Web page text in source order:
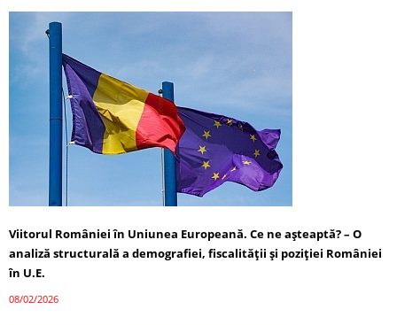
Viitorul României în Uniunea Europeană. Ce ne așteaptă? – O
analiză structurală a demografiei, fiscalității și poziției României
în U.E.
08/02/2026